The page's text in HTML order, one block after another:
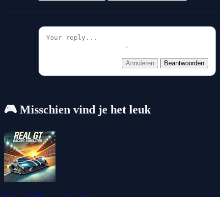
Annuleren Beantwoorden
🎮 Misschien vind je het leuk